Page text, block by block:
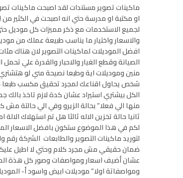
ماكينات تصوير مستندات لقد اصبحت ماكينات
او مكتبة او مدرسة حتي انه اصبحت في الكثير
لجميع الاستخدمات مع ذكر مميزات كل موديل
والاسعار واختيار ما يناسب طبيعة عملك من
افضل الموديلات لماكينات التصوير لان هناك
الصيانة وقطع الغيار والاحبار والقدرة علي
منين وموديلات اية وطبعا نصيحة مني لو
شخص يحاول اقناعك لمجرد تحقيق مكسب طبعا
الكل بيشتري استيراد عشان كدة لازم تاخذ
منها الي فعلا” بحالة الزيرو وفي الي حالتة
ثانيا حالة تخزين الاله ثالثا هل تم استهلاك
لكم في هذا الموضوع ستكون بافضل الاسعار
لتوريد ماكينات التصوير والطابعات الشركة
ضمان حقيقي مش مجرد كلام وحتي لا اطيل
عشان أضيف اسعار ومواصفات وصور كل هذة
ومواصفاتة اولا” موديلات ابيض واسود أ-